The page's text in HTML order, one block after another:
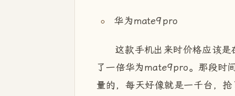
华为mate9pro
这款手机出来时价格应该
了一倍华为mate9pro。那段时
量的，每天好像就是一千台，